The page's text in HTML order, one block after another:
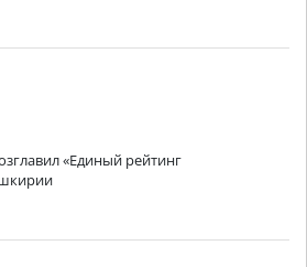
«Единый рейтинг